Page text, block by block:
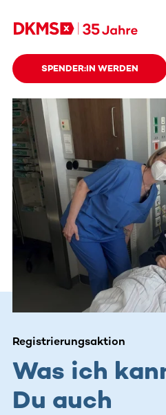
SPENDER:IN WERDEN
Registrierungsaktion
Was ich
Du auch